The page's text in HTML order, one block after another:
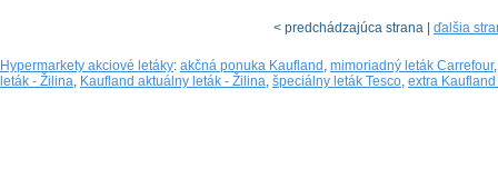
< predchádzajúca strana | ďalšia
Hypermarkety akciové letáky: akčná ponuka Kaufland , mimoriadný leták Carrefour
leták - Žilina, Kaufland aktuálny leták - Žilina, špeciálny leták Tesco, extra